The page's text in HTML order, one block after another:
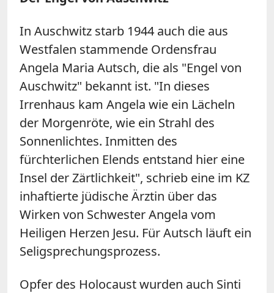
In Auschwitz starb 1944 auch die aus
Westfalen stammende Ordensfrau
Angela Maria Autsch, die als "Engel von
Auschwitz" bekannt ist. "In dieses
Irrenhaus kam Angela wie ein Lächeln
der Morgenröte, wie ein Strahl des
Sonnenlichtes. Inmitten des
fürchterlichen Elends entstand hier eine
Insel der Zärtlichkeit", schrieb eine im KZ
inhaftierte jüdische Ärztin über das
Wirken von Schwester Angela vom
Heiligen Herzen Jesu. Für Autsch läuft ein
Seligsprechungsprozess.
Opfer des Holocaust wurden auch Sinti